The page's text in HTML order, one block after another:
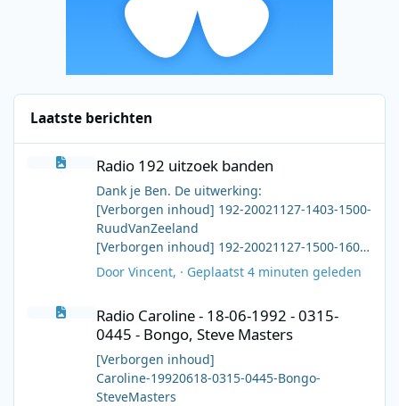
Laatste berichten
Radio 192 uitzoek banden
Radio 192 uitzoek banden
Dank je Ben. De uitwerking:
[Verborgen inhoud] 192-20021127-1403-1500-
RuudVanZeeland
[Verborgen inhoud] 192-20021127-1500-1600-
EdoPeters-DeScheidingInJeHaarShow
[Verborgen inhoud] 192-20021127-1600-1700-
[Verborgen inhoud] 192-20021127-1700-1800-
LucVanRooij
[Verborgen inhoud] 192-20021127-1800-1900-
PeterVanDam-HekVanDeDam
[Verborgen inhoud] 192-20021127-1900-2000-
Door Vincent, · Geplaatst 4 minuten geleden
Radio Caroline - 18-06-1992 - 0315-0445 - Bongo, Steve Masters
Radio Caroline - 18-06-1992 - 0315-
0445 - Bongo, Steve Masters
[Verborgen inhoud]
Caroline-19920618-0315-0445-Bongo-
SteveMasters